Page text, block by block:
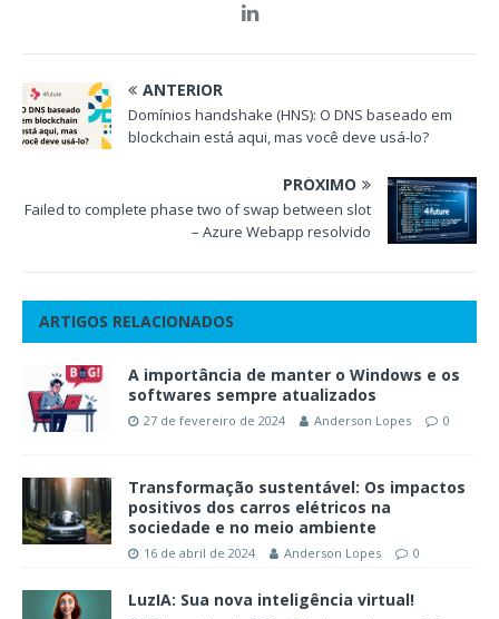
ANTERIOR
Domínios handshake (HNS): O DNS baseado em
blockchain está aqui, mas você deve usá-lo?
PRÓXIMO
Failed to complete phase two of swap between slot
– Azure Webapp resolvido
ARTIGOS RELACIONADOS
A importância de manter o Windows e os
softwares sempre atualizados
27 de fevereiro de 2024 Anderson Lopes 0
Transformação sustentável: Os impactos
positivos dos carros elétricos na
sociedade e no meio ambiente
16 de abril de 2024 Anderson Lopes 0
LuzIA: Sua nova inteligência virtual!